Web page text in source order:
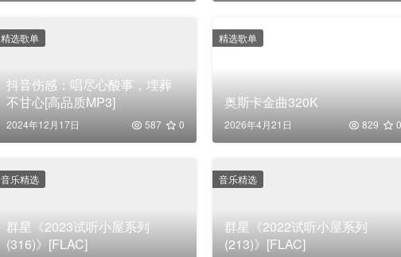
抖音伤感：唱尽心酸事，埋葬
不甘心[高品质MP3]
2024年12月17日 587 0
精选歌单
奥斯卡金曲320K
2026年4月21日 829 0
精选歌单
群星《2023试听小屋系列
(316)》[FLAC]
音乐精选
群星《2022试听小屋系列
(213)》[FLAC]
音乐精选